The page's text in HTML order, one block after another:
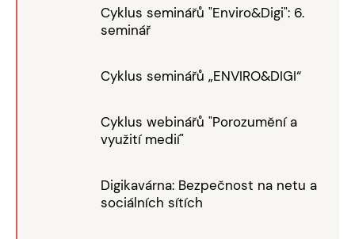
Cyklus seminářů "Enviro&Digi": 6.
seminář
Cyklus seminářů „ENVIRO&DIGI“
Cyklus webinářů "Porozumění a
využití medií"
Digikavárna: Bezpečnost na netu a
sociálních sítích